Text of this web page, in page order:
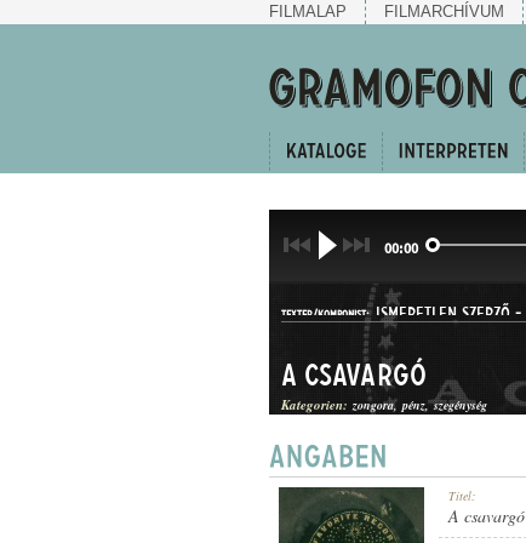
FILMALAP FILMARCHÍVUM
00:00
TEXTER/KOMPONIST: ISMERETLEN SZERZŐ -
SANZON
A csavargó
Kategorien: zongora pénz szegénység
Titel:
A csavargó